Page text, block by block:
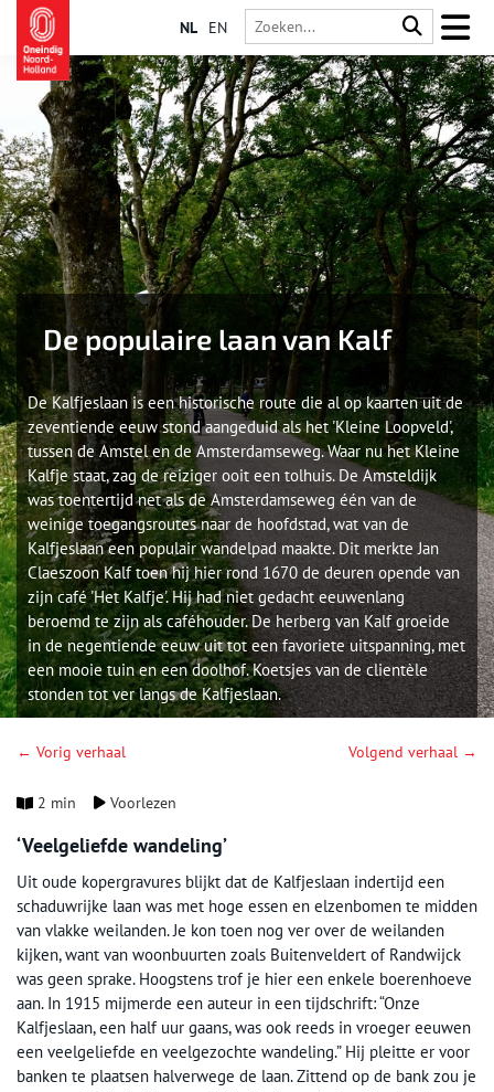
NL EN
De populaire laan van Kalf
De Kalfjeslaan is een historische route die al op kaarten uit de
zeventiende eeuw stond aangeduid als het 'Kleine Loopveld',
tussen de Amstel en de Amsterdamseweg. Waar nu het Kleine
Kalfje staat, zag de reiziger ooit een tolhuis. De Amsteldijk
was toentertijd net als de Amsterdamseweg één van de
weinige toegangsroutes naar de hoofdstad, wat van de
Kalfjeslaan een populair wandelpad maakte. Dit merkte Jan
Claeszoon Kalf toen hij hier rond 1670 de deuren opende van
zijn café 'Het Kalfje'. Hij had niet gedacht eeuwenlang
beroemd te zijn als caféhouder. De herberg van Kalf groeide
in de negentiende eeuw uit tot een favoriete uitspanning, met
een mooie tuin en een doolhof. Koetsjes van de clientèle
stonden tot ver langs de Kalfjeslaan.
← Vorig verhaal Volgend verhaal →
2 min Voorlezen
‘Veelgeliefde wandeling’
Uit oude kopergravures blijkt dat de Kalfjeslaan indertijd een
schaduwrijke laan was met hoge essen en elzenbomen te midden
van vlakke weilanden. Je kon toen nog ver over de weilanden
kijken, want van woonbuurten zoals Buitenveldert of Randwijck
was geen sprake. Hoogstens trof je hier een enkele boerenhoeve
aan. In 1915 mijmerde een auteur in een tijdschrift: “Onze
Kalfjeslaan, een half uur gaans, was ook reeds in vroeger eeuwen
een veelgeliefde en veelgezochte wandeling.” Hij pleitte er voor
banken te plaatsen halverwege de laan. Zittend op de bank zou je